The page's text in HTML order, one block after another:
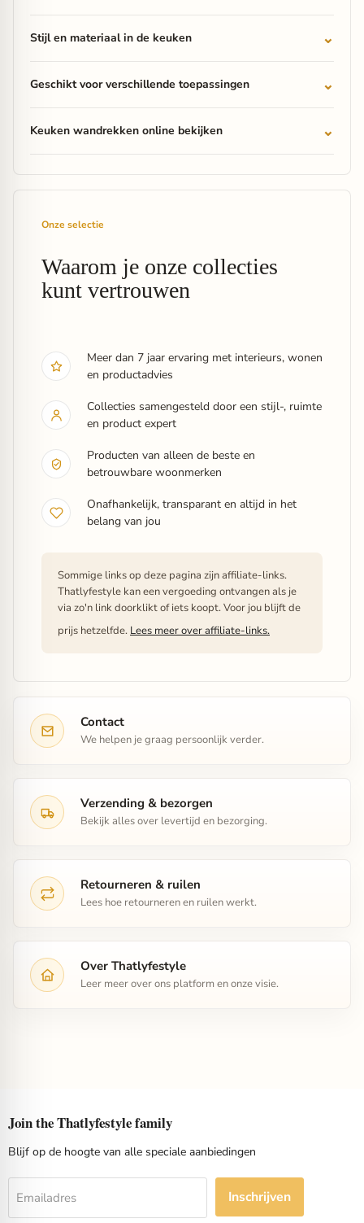
Stijl en materiaal in de keuken
Geschikt voor verschillende toepassingen
Keuken wandrekken online bekijken
Onze selectie
Waarom je onze collecties
kunt vertrouwen
Meer dan 7 jaar ervaring met interieurs, wonen
en productadvies
Collecties samengesteld door een stijl-, ruimte
en product expert
Producten van alleen de beste en
betrouwbare woonmerken
Onafhankelijk, transparant en altijd in het
belang van jou
Sommige links op deze pagina zijn affiliate-links.
Thatlyfestyle kan een vergoeding ontvangen als je
via zo'n link doorklikt of iets koopt. Voor jou blijft de
prijs hetzelfde. Lees meer over affiliate-links.
Contact
We helpen je graag persoonlijk verder.
Verzending & bezorgen
Bekijk alles over levertijd en bezorging.
Retourneren & ruilen
Lees hoe retourneren en ruilen werkt.
Over Thatlyfestyle
Leer meer over ons platform en onze visie.
Join the Thatlyfestyle family
Blijf op de hoogte van alle speciale aanbiedingen
Emailadres Inschrijven